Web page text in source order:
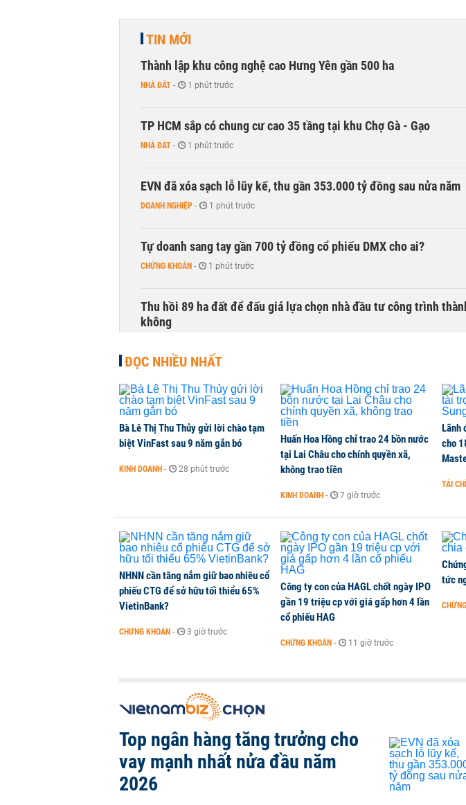
TIN MỚI
Thành lập khu công nghệ cao Hưng Yên gần 500 ha
NHÀ ĐẤT - 1 phút trước
TP HCM sắp có chung cư cao 35 tầng tại khu Chợ Gà - Gạo
NHÀ ĐẤT - 1 phút trước
EVN đã xóa sạch lỗ lũy kế, thu gần 353.000 tỷ đồng sau nửa năm
DOANH NGHIỆP - 1 phút trước
Tự doanh sang tay gần 700 tỷ đồng cổ phiếu DMX cho ai?
CHỨNG KHOÁN - 1 phút trước
Thu hồi 89 ha đất để đấu giá lựa chọn nhà đầu tư công trình
không
Dòng tiền ngoại bất ngờ trở lại TTCK, ai đã mua vào?
CHỨNG KHOÁN 1 phút trước
Kiến nghị đưa người bán hàng online, lao động công trình đóng
TikToker Khánh Sky, Vua Quạt, Hồ Văn Khoa bị khởi tố
ĐỌC NHIỀU NHẤT
Bà Lê Thị Thu Thủy gửi lời chào tạm
biệt VinFast sau 9 năm gắn bó
KINH DOANH - 28 phút trước
Huấn Hoa Hồng chỉ trao 24 bồn nước
tại Lai Châu cho chính quyền xã,
không trao tiền
KINH DOANH - 7 giờ trước
Lãnh
cho
TÀI
NHNN cần tăng nắm giữ bao nhiêu cổ
phiếu CTG để sở hữu tối thiểu 65%
VietinBank?
CHỨNG KHOÁN - 3 giờ trước
Công ty con của HAGL chốt ngày IPO
gần 19 triệu cp với giá gấp hơn 4 lần
cổ phiếu HAG
CHỨNG KHOÁN - 11 giờ trước
tức
Top ngân hàng tăng trưởng cho
vay mạnh nhất nửa đầu năm
2026